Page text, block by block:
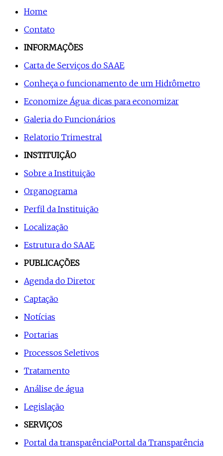
Home
Contato
INFORMAÇÕES
Carta de Serviços do SAAE
Conheça o funcionamento de um Hidrômetro
Economize Água: dicas para economizar
Galeria do Funcionários
Relatorio Trimestral
INSTITUIÇÃO
Sobre a Instituição
Organograma
Perfil da Instituição
Localização
Estrutura do SAAE
PUBLICAÇÕES
Agenda do Diretor
Captação
Notícias
Portarias
Processos Seletivos
Tratamento
Análise de água
Legislação
SERVIÇOS
Portal da transparênciaPortal da Transparência